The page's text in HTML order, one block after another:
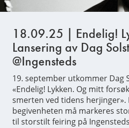
18.09.25 | Endelig!
Lansering av Dag
@Ingensteds
19. september utkommer Dag
«Endelig! Lykken. Og mitt
smerten ved tidens
begivenheten må markeres
til storstilt feiring på